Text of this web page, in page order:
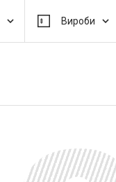
Вироби